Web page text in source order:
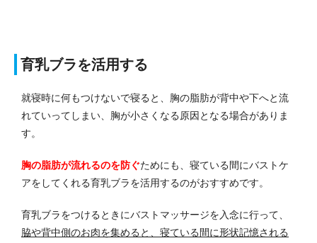
育乳ブラを活用する
就寝時に何もつけないで寝る と、胸の脂肪が背中や下へと流
れていってしまい、胸が小さくなる原因となる場合がありま
す。
胸の脂肪が流れるのを防ぐためにも、寝ている間にバストケ
アをしてくれる育乳ブラを活用するのがおすすめです。
育乳ブラをつけるときにバストマッサージを入念に行って、
脇や背中側のお肉を集めると、寝ている間に形状記憶される